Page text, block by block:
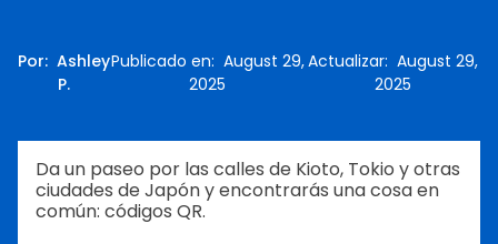
Por: Ashley
P.
Publicado en: August 29,
2025
Actualizar: August 29,
2025
Da un paseo por las calles de Kioto, Tokio y otras
ciudades de Japón y encontrarás una cosa en
común: códigos QR.